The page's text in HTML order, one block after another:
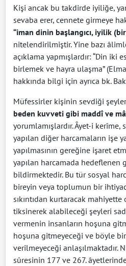
Kişi ancak bu takdirde iyiliğe,
sevaba erer, cennete girmeye
“iman dinin başlangıcı, iyilik
nitelendirilmiştir. Yine bazı
açıklama yapmışlardır: “Din iki
birlemek ve hayra ulaşma”
hakkında bilgi için ayrıca bk.
Müfessirler kişinin sevdiği
beden kuvveti gibi maddî ve
yorumlamışlardır. Âyet-i
yapılan diğer harcamaların işe
yapılmasının gereğine işaret
yapılan harcamada hedeflenen
bildirmektedir. Bu tür sosyal
bireyin veya toplumun bir
sıkıntıdan kurtaracak mahiyette
tiksinerek alabileceği şeyleri
vermenin insanların hoşuna
hoşuna gitmeyeceği ve böyle
verilmeyeceği anlaşılmaktadır.
sûresinin 177 ve 267.